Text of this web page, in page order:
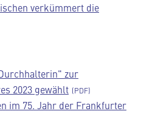
verkümmert die
zur
2023 gewählt
im 75. Jahr der Frankfurter